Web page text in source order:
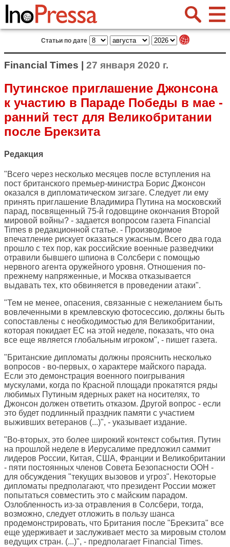
Статьи по дате
Financial Times | 27 января 2020 г.
Путинское приглашение Джонсона
к участию в Параде Победы в мае -
ранний тест для Великобритании
после Брекзита
Редакция
"Всего через несколько месяцев после вступления на
пост британского премьер-министра Борис Джонсон
оказался в дипломатическом зигзаге. Следует ли ему
принять приглашение Владимира Путина на московский
парад, посвященный 75-й годовщине окончания Второй
мировой войны? - задается вопросом газета Financial
Times в редакционной статье. - Производимое
впечатление рискует оказаться ужасным. Всего два года
прошло с тех пор, как российские военные разведчики
отравили бывшего шпиона в Солсбери с помощью
нервного агента оружейного уровня. Отношения по-
прежнему напряженные, и Москва отказывается
выдавать тех, кто обвиняется в проведении атаки".
"Тем не менее, опасения, связанные с нежеланием быть
вовлеченными в кремлевскую фотосессию, должны быть
сопоставлены с необходимостью для Великобритании,
которая покидает ЕС на этой неделе, показать, что она
все еще является глобальным игроком", - пишет газета.
"Британские дипломаты должны прояснить несколько
вопросов - во-первых, о характере майского парада.
Если это демонстрация военного поигрывания
мускулами, когда по Красной площади прокатятся ряды
любимых Путиным ядерных ракет на носителях, то
Джонсон должен ответить отказом. Другой вопрос - если
это будет подлинный праздник памяти с участием
выживших ветеранов (...)", - указывает издание.
"Во-вторых, это более широкий контекст события. Путин
на прошлой неделе в Иерусалиме предложил саммит
лидеров России, Китая, США, Франции и Великобритании
- пяти постоянных членов Совета Безопасности ООН -
для обсуждения "текущих вызовов и угроз". Некоторые
дипломаты предполагают, что президент России может
попытаться совместить это с майским парадом.
Озлобленность из-за отравления в Солсбери, тогда,
возможно, следует отложить в пользу шанса
продемонстрировать, что Британия после "Брекзита" все
еще удерживает и заслуживает место за мировым столом
ведущих стран. (...)", - предполагает Financial Times.